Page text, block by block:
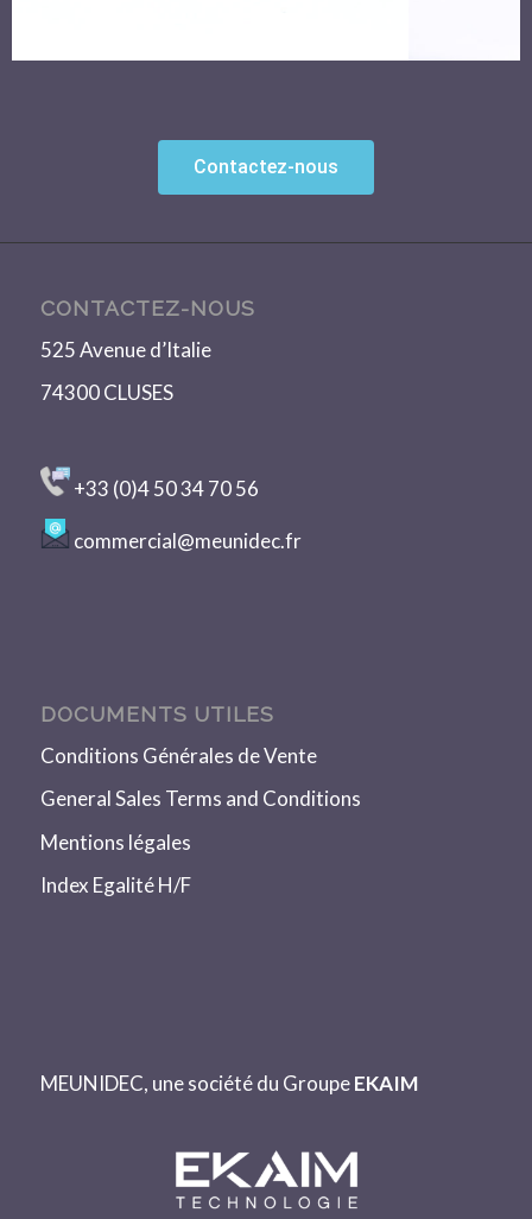
Contactez-nous
CONTACTEZ-NOUS
525 Avenue d’Italie
74300 CLUSES
+33 (0)4 50 34 70 56
commercial@meunidec.fr
DOCUMENTS UTILES
Conditions Générales de Vente
General Sales Terms and Conditions
Mentions légales
Index Egalité H/F
MEUNIDEC, une société du GroupeEKAIM